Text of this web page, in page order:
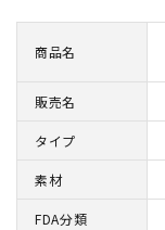
商品名
販売名
タイプ
素材
FDA分類